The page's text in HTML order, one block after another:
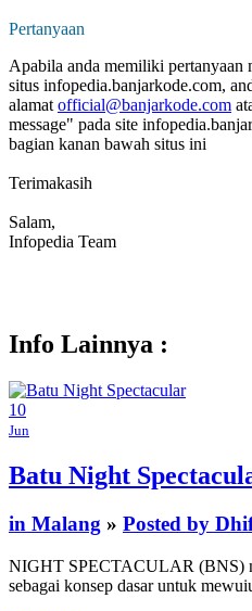
Pertanyaan
Apabila anda memiliki pertanyaan
situs infopedia.banjarkode.com,
alamat official@banjarkode.com
message" pada site
bagian kanan bawah situs ini
Terimakasih
Salam,
Infopedia Team
Info Lainnya :
10
Jun
Batu Night
in Malang » Posted by
NIGHT SPECTACULAR (BNS)
sebagai konsep dasar untuk